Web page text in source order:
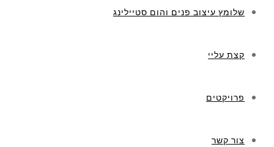
שלומץ עיצוב פנים והום סטיילינג
קצת עליי
פרויקטים
צור קשר